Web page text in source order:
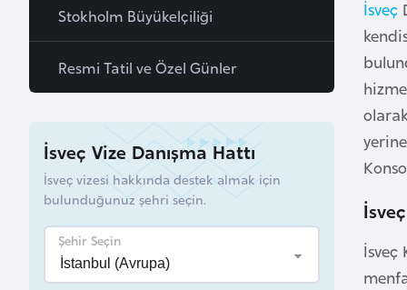
İsveç
İsveç
Stokholm Büyükelçiliği
Resmi Tatil ve Özel Günler
İsveç Vize Danışma Hattı
İsveç vizesi hakkında destek almak için
bulunduğunuz şehri seçin.
Şehir Seçin
c
a
n
h
r
e
y
n